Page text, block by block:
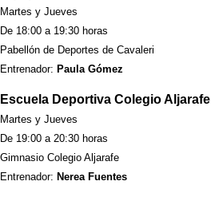
Martes y Jueves
De 18:00 a 19:30 horas
Pabellón de Deportes de Cavaleri
Entrenador: Paula Gómez
Escuela Deportiva Colegio Aljarafe
Martes y Jueves
De 19:00 a 20:30 horas
Gimnasio Colegio Aljarafe
Entrenador: Nerea Fuentes